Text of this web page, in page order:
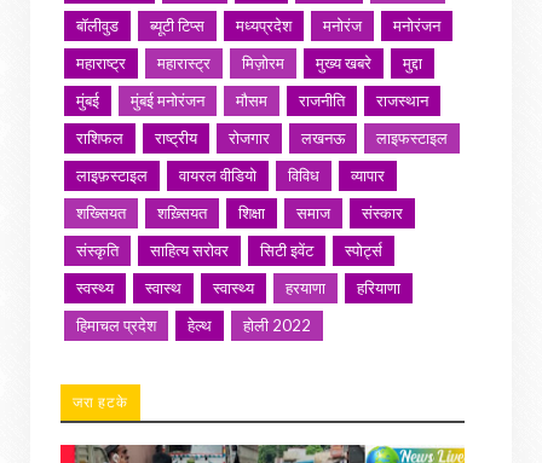
बॉलीवुड
ब्यूटी टिप्स मध्यप्रदेश मनोरंज
मनोरंजन
महाराष्ट्र
महारास्ट्र मिज़ोरम मुख्य खबरे
मुद्दा
मुंबई
मुंबई मनोरंजन मौसम राजनीति
राजस्थान
राशिफल
राष्ट्रीय रोजगार लखनऊ
लाइफस्टाइल
लाइफ़स्टाइल
वायरल वीडियो विविध
व्यापार
शख्सियत
शख़्सियत शिक्षा समाज
संस्कार
संस्कृति
साहित्य सरोवर सिटी इवेंट
स्पोर्ट्स
स्वस्थ्य
स्वास्थ स्वास्थ्य हरयाणा
हरियाणा
हिमाचल प्रदेश
हेल्थ होली 2022
जरा हटके